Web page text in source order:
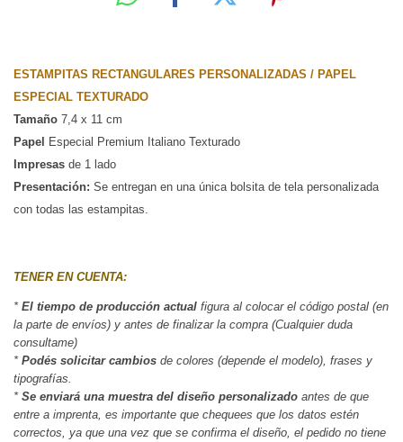
ESTAMPITAS RECTANGULARES PERSONALIZADAS / PAPEL
ESPECIAL TEXTURADO
Tamaño 7,4 x 11 cm
Papel
Especial Premium Italiano Texturado
Impresas de 1 lado
Presentación: Se entregan en una única bolsita de tela personalizada
con todas las estampitas.
TENER EN CUENTA:
* El tiempo de producción actual figura al colocar el código postal (en
la parte de envíos) y antes de finalizar la compra (Cualquier duda
consultame)
* Podés solicitar cambios de colores (depende el modelo), frases y
tipografías.
* Se enviará una muestra del diseño personalizado antes de que
entre a imprenta, es importante que chequees que los datos estén
correctos, ya que una vez que se confirma el diseño, el pedido no tiene